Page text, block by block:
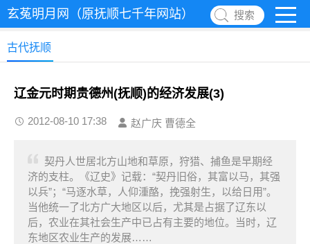
玄菟明月网（原抚顺七千年网站） 搜索
古代抚顺
辽金元时期贵德州(抚顺)的经济发展(3)
2012-08-10 17:38 赵广庆 曹德全
契丹人世居北方山地和草原，狩猎、捕鱼是早期经
济的支柱。《辽史》记载：“契丹旧俗，其富以马，其强
以兵”；“马逐水草，人仰湩酪，挽强射生，以给日用”。
当他统一了北方广大地区以后，尤其是占据了辽东以
后，农业在其社会生产中已占有主要的地位。当时，辽
东地区农业生产的发展……